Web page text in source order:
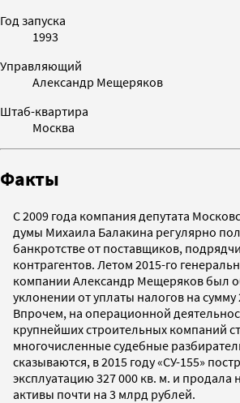
Год запуска
1993
Управляющий
Александр Мещеряков
Штаб-квартира
Москва
Факты
С 2009 года компания депутата
думы Михаила Балакина регулярно
банкротстве от поставщиков,
контрагентов. Летом 2015-го
компании Александр Мещеряков был
уклонении от уплаты налогов на
Впрочем, на операционной
крупнейших строительных компаний
многочисленные судебные
сказываются, в 2015 году «СУ-155»
эксплуатацию 327 000 кв. м. и
активы почти на 3 млрд рублей.